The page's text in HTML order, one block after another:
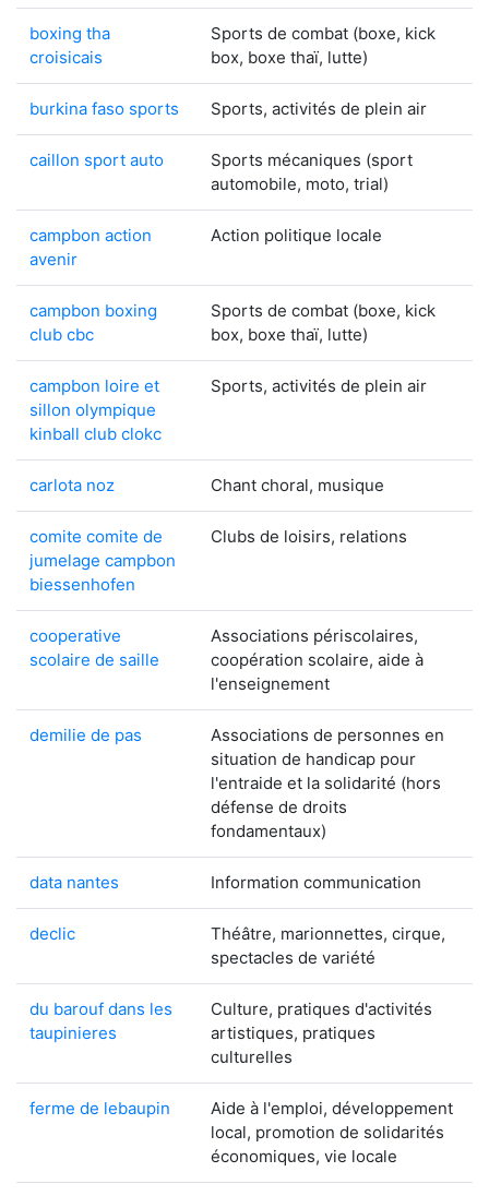
boxing tha
croisicais
Sports de combat (boxe, kick
box, boxe thaï, lutte)
burkina faso sports Sports, activités de plein air
caillon sport auto
Sports mécaniques (sport
automobile, moto, trial)
campbon action
avenir
Action politique locale
campbon boxing
club cbc
Sports de combat (boxe, kick
box, boxe thaï, lutte)
campbon loire et
sillon olympique
kinball club clokc
Sports, activités de plein air
carlota noz Chant choral, musique
comite comite de
jumelage campbon
biessenhofen
Clubs de loisirs, relations
cooperative
scolaire de saille
Associations périscolaires,
coopération scolaire, aide à
l'enseignement
demilie de pas
Associations de personnes en
situation de handicap pour
l'entraide et la solidarité (hors
défense de droits
fondamentaux)
data nantes Information communication
declic
Théâtre, marionnettes, cirque,
spectacles de variété
du barouf dans les
taupinieres
Culture, pratiques d'activités
artistiques, pratiques
culturelles
ferme de lebaupin
Aide à l'emploi, développement
local, promotion de solidarités
économiques, vie locale